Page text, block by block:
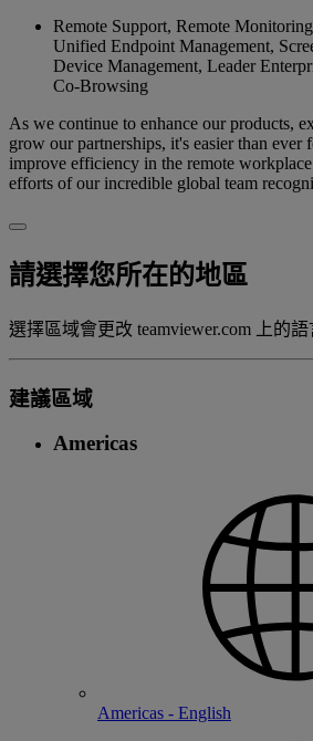
Remote Support, Remote
Unified Endpoint Management,
Device Management, Leader
Co-Browsing
As we continue to enhance our products,
grow our partnerships, it's easier than ever
improve efficiency in the remote
efforts of our incredible global team
請選擇您所在的地區
選擇區域會更改 teamviewer.com 上的
建議區域
Americas
Americas - English